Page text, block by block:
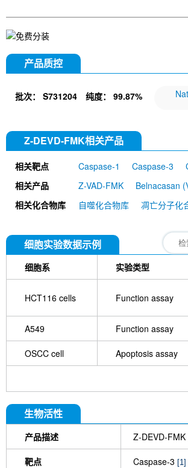
产品质控
批次： S731204 纯度： 99.87%
Z-DEVD-FMK相关产品
相关靶点 Caspase-1 Caspase-3
相关产品 Z-VAD-FMK Belnacasan
231
Gly-Phe β-
Antibody (Rabbit mAb)
相关化合物库 自噬化合物库 凋亡分子化
细胞实验数据示例
细胞系 实验类型
HCT116 cells Function assay
A549 Function assay
OSCC cell Apoptosis assay
生物活性
产品描述 Z-DEVD-
靶点 Caspase-3 [1]